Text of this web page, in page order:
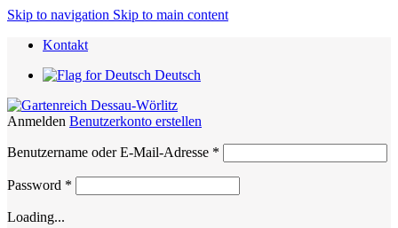
Skip to navigation Skip to main content
Kontakt
Deutsch
Anmelden Benutzerkonto erstellen
Benutzername oder E-Mail-Adresse *
Password *
Loading...